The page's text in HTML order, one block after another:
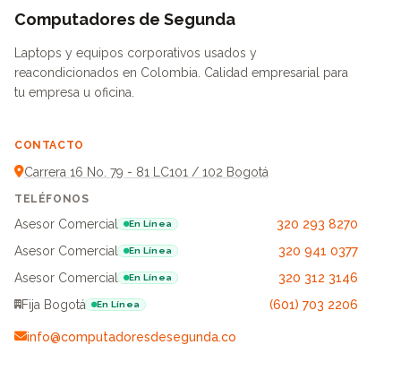
Computadores de Segunda
Laptops y equipos corporativos usados y
reacondicionados en Colombia. Calidad empresarial para
tu empresa u oficina.
CONTACTO
Carrera 16 No. 79 - 81 LC101 / 102 Bogotá
TELÉFONOS
Asesor Comercial En Línea
320 293 8270
Asesor Comercial
En Línea
320 941 0377
Asesor Comercial
En Línea
320 312 3146
Fija Bogotá
En Línea (601) 703 2206
info@computadoresdesegunda.co